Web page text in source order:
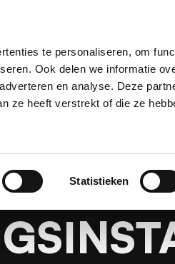
te personaliseren, om
Ook delen we informatie
en analyse. Deze
ze heeft verstrekt of die ze
Statistieken